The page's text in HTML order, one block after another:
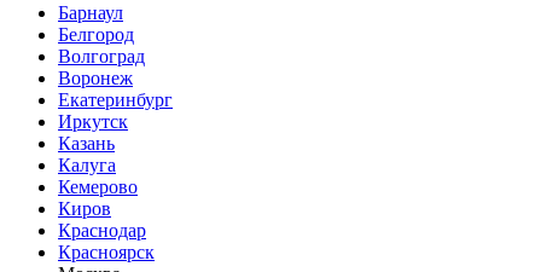
Барнаул
Белгород
Волгоград
Воронеж
Екатеринбург
Иркутск
Казань
Калуга
Кемерово
Киров
Краснодар
Красноярск